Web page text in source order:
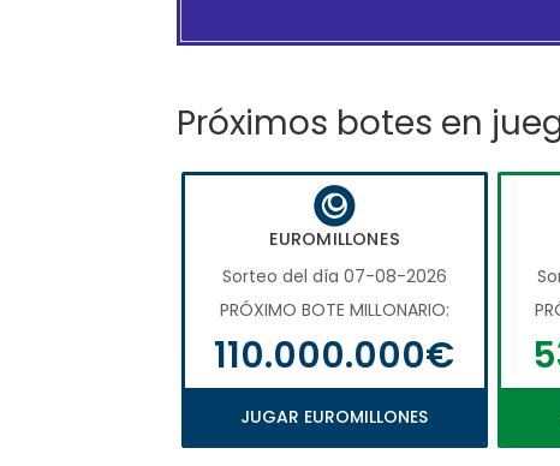
Próximos botes en
EUROMILLONES
Sorteo del día 07-08-2026
PRÓXIMO BOTE MILLONARIO:
110.000.000€
JUGAR EUROMILLONES